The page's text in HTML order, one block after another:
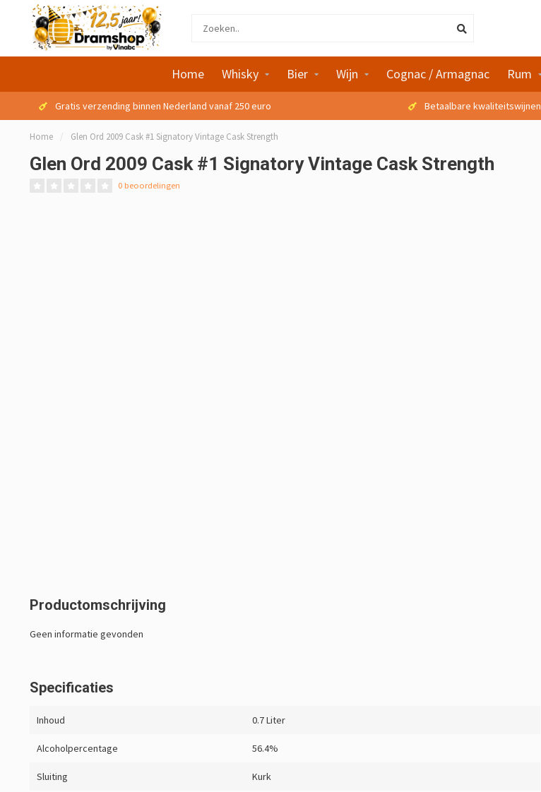
Home Whisky Bier Wijn Cognac / Armagnac Rum
Gratis verzending binnen Nederland vanaf 250 euro Betaalbare kwaliteitswijnen
Home / Glen Ord 2009 Cask #1 Signatory Vintage Cask Strength
Glen Ord 2009 Cask #1 Signatory Vintage Cask Strength
0 beoordelingen
Productomschrijving
Geen informatie gevonden
Specificaties
Inhoud 0.7 Liter
Alcoholpercentage 56.4%
Sluiting Kurk